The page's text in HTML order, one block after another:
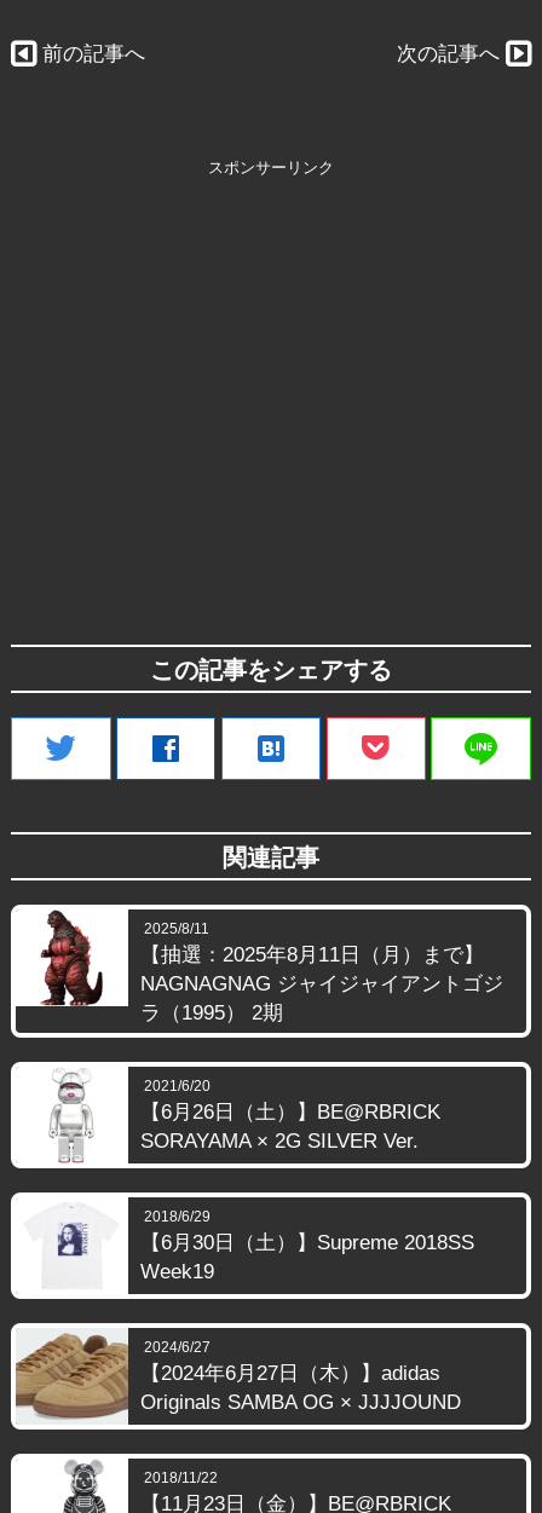
前の記事へ 次の記事へ
スポンサーリンク
この記事をシェアする
twitter facebook hatenabookmark line
関連記事
2025/8/11
【抽選：2025年8月11日（月）まで】
NAGNAGNAG ジャイジャイアントゴジ
ラ（1995） 2期
2021/6/20
【6月26日（土）】BE@RBRICK
SORAYAMA × 2G SILVER Ver.
2018/6/29
【6月30日（土）】Supreme 2018SS
Week19
2024/6/27
【2024年6月27日（木）】adidas
Originals SAMBA OG × JJJJOUND
2018/11/22
【11月23日（金）】BE@RBRICK